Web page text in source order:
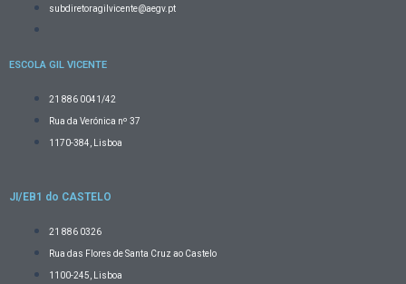
subdiretoragilvicente@aegv.pt
ESCOLA GIL VICENTE
21 886 0041/42
Rua da Verónica nº 37
1170-384, Lisboa
JI/EB1 do CASTELO
21 886 0326
Rua das Flores de Santa Cruz ao Castelo
1100-245, Lisboa